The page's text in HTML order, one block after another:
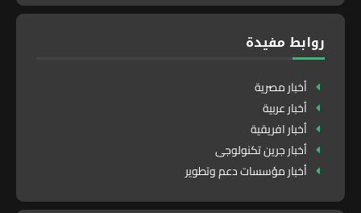
روابط مفيدة
أخبار مصرية
أخبار عربية
أخبار افريقية
أخبار جرين تكنولوجى
أخبار مؤسسات دعم وتطوير